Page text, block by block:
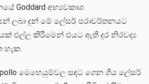
Goddard අභ්‍යවකාශ
ලබා දුන් මේ ලේසර් පරාවර්තනයට
එල්ල කිරීමෙන් එයට ඇති දුර නිරවද්‍ය
හැක.
මෙහෙයුම්වල සඳට ගෙන ගිය ලේසර්